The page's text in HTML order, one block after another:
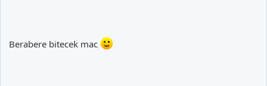
Berabere bitecek mac